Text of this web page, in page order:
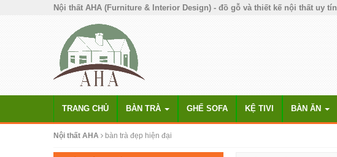
Nội thất AHA (Furniture & Interior Design) - đồ gỗ và thiết kế nội thất uy tín
TRANG CHỦ BÀN TRÀ GHẾ SOFA KỆ TIVI BÀN ĂN
Nội thất AHA bàn trà đẹp hiện đại